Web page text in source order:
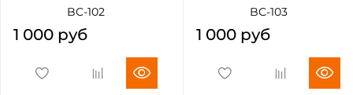
BC-102
1 000 руб
BC-103
1 000 руб